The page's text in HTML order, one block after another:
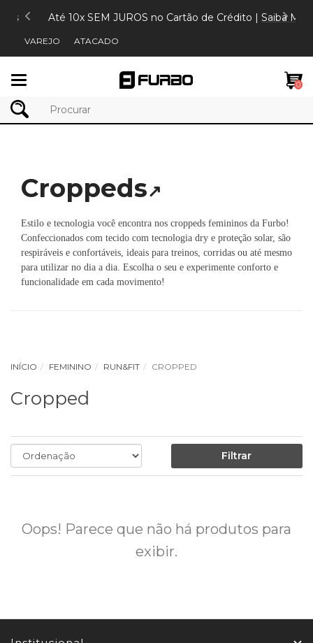
Até 10x SEM JUROS no Cartão de Crédito |Saiba Mais
VAREJO ATACADO
0
Croppeds↗
Estilo e tecnologia você encontra nos croppeds femininos da Furbo!
Confeccionados com tecido com tecnologia dry e proteção solar, são
respiráveis e confortáveis, ideais para treinos, corridas ou até mesmo
para utilizar no dia a dia. Escolha o seu e experimente conforto e
funcionalidade em cada movimento!
INÍCIO FEMININO RUN&FIT CROPPED
Cropped
Filtrar
Oops! Parece que não há produtos para
exibir.